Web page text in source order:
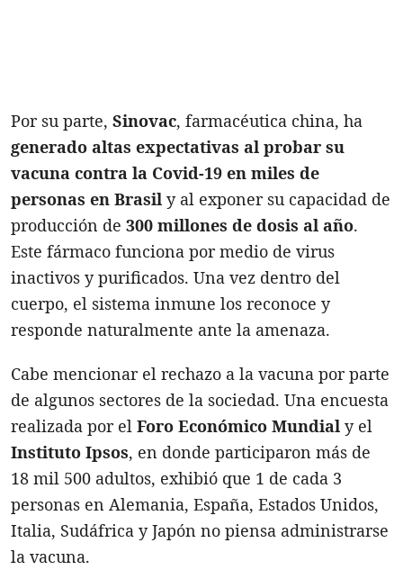
Por su parte, Sinovac, farmacéutica china, ha
generado altas expectativas al probar su
vacuna contra la Covid-19 en miles de
personas en Brasil y al exponer su capacidad de
producción de 300 millones de dosis al año.
Este fármaco funciona por medio de virus
inactivos y purificados. Una vez dentro del
cuerpo, el sistema inmune los reconoce y
responde naturalmente ante la amenaza.
Cabe mencionar el rechazo a la vacuna por parte
de algunos sectores de la sociedad. Una encuesta
realizada por el Foro Económico Mundial y el
Instituto Ipsos, en donde participaron más de
18 mil 500 adultos, exhibió que 1 de cada 3
personas en Alemania, España, Estados Unidos,
Italia, Sudáfrica y Japón no piensa administrarse
la vacuna.